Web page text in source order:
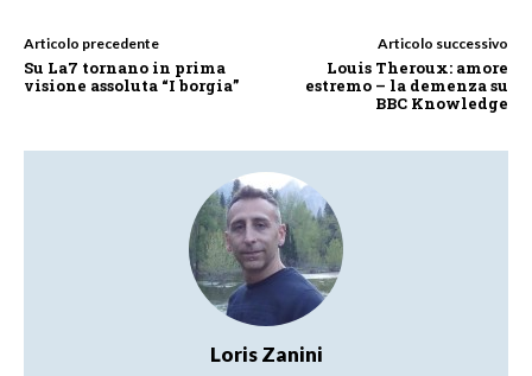
Articolo precedente
Su La7 tornano in prima
visione assoluta “I borgia”
Articolo successivo
Louis Theroux: amore
estremo – la demenza su
BBC Knowledge
Loris Zanini